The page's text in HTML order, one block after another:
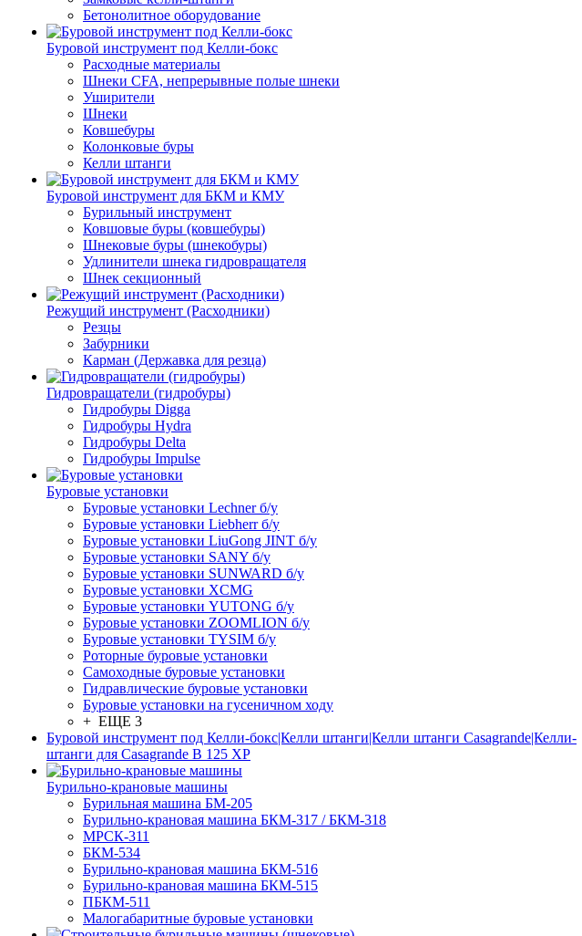
Бетонолитное оборудование
Буровой инструмент под Келли-бокс
Расходные материалы
Шнеки CFA, непрерывные полые шнеки
Уширители
Шнеки
Ковшебуры
Колонковые буры
Келли штанги
Буровой инструмент для БКМ и КМУ
Бурильный инструмент
Ковшовые буры (ковшебуры)
Шнековые буры (шнекобуры)
Удлинители шнека гидровращателя
Шнек секционный
Режущий инструмент (Расходники)
Резцы
Забурники
Карман (Державка для резца)
Гидровращатели (гидробуры)
Гидробуры Digga
Гидробуры Hydra
Гидробуры Delta
Гидробуры Impulse
Буровые установки
Буровые установки Lechner б/у
Буровые установки Liebherr б/у
Буровые установки LiuGong JINT б/у
Буровые установки SANY б/у
Буровые установки SUNWARD б/у
Буровые установки XCMG
Буровые установки YUTONG б/у
Буровые установки ZOOMLION б/у
Буровые установки TYSIM б/у
Роторные буровые установки
Самоходные буровые установки
Гидравлические буровые установки
Буровые установки на гусеничном ходу
+ ЕЩЕ 3
Буровой инструмент под Келли-бокс|Келли штанги|Келли штанги Casagrande|Келли-
штанги для Casagrande B 125 XP
Бурильно-крановые машины
Бурильная машина БМ-205
Бурильно-крановая машина БКМ-317 / БКМ-318
МРСК-311
БКМ-534
Бурильно-крановая машина БКМ-516
Бурильно-крановая машина БКМ-515
ПБКМ-511
Малогабаритные буровые установки